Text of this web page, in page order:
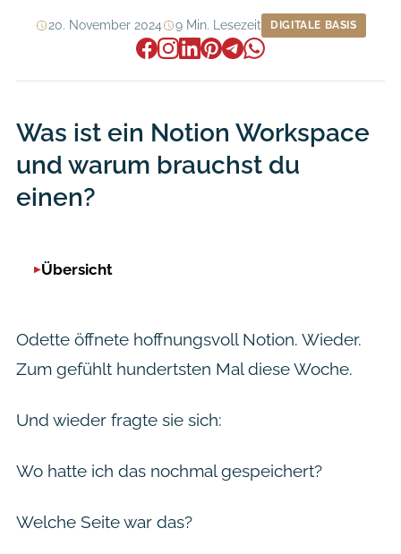
20. November 2024 9 Min. Lesezeit DIGITALE BASIS
Was ist ein Notion Workspace
und warum brauchst du
einen?
Übersicht
Odette öffnete hoffnungsvoll Notion. Wieder.
Zum gefühlt hundertsten Mal diese Woche.
Und wieder fragte sie sich:
Wo hatte ich das nochmal gespeichert?
Welche Seite war das?